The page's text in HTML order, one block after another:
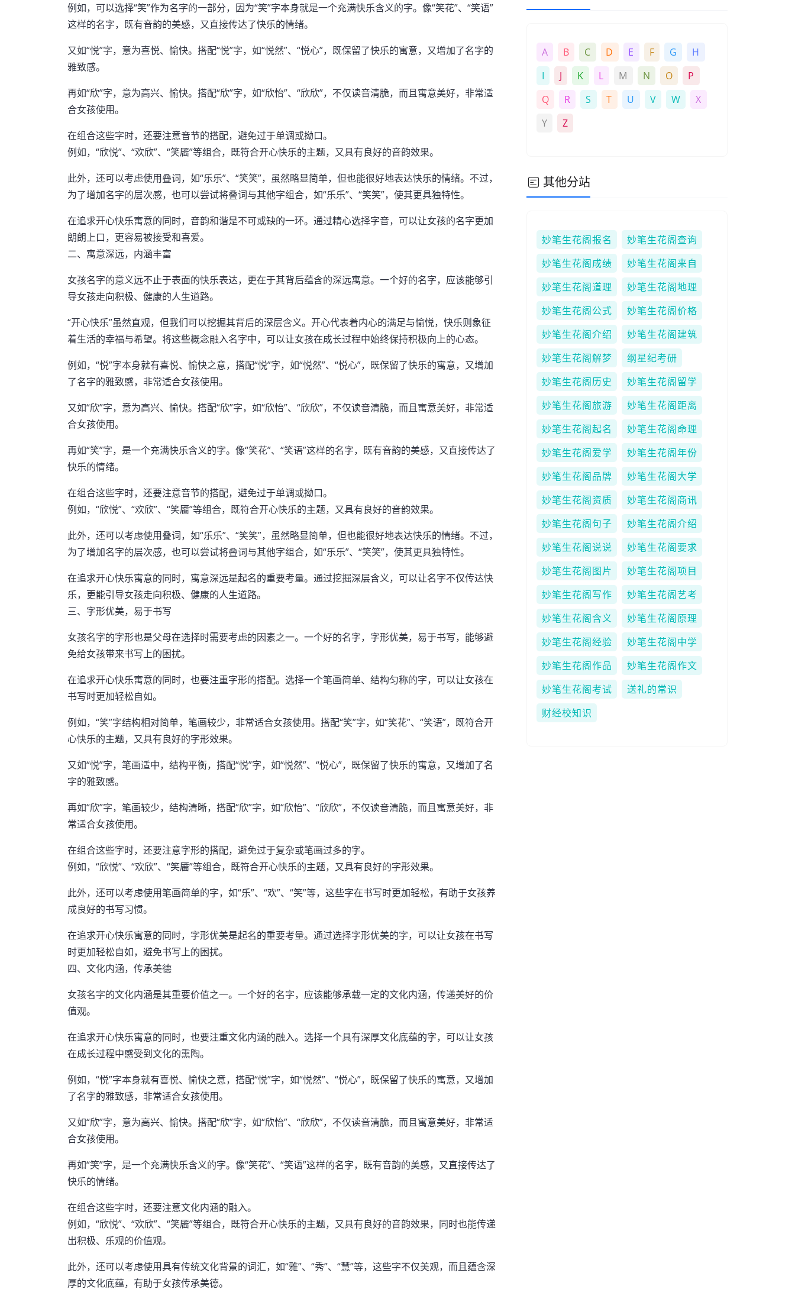
例如，可以选择“笑”作为名字的一部分，因为“笑”字本身就是一个充满快乐含义的字。像“笑花”、“笑语”
这样的名字，既有音韵的美感，又直接传达了快乐的情绪。
又如“悦”字，意为喜悦、愉快。搭配“悦”字，如“悦然”、“悦心”，既保留了快乐的寓意，又增加了名字的
雅致感。
再如“欣”字，意为高兴、愉快。搭配“欣”字，如“欣怡”、“欣欣”，不仅读音清脆，而且寓意美好，非常适
合女孩使用。
在组合这些字时，还要注意音节的搭配，避免过于单调或拗口。
例如，“欣悦”、“欢欣”、“笑靥”等组合，既符合开心快乐的主题，又具有良好的音韵效果。
此外，还可以考虑使用叠词，如“乐乐”、“笑笑”，虽然略显简单，但也能很好地表达快乐的情绪。不过，
为了增加名字的层次感，也可以尝试将叠词与其他字组合，如“乐乐”、“笑笑”，使其更具独特性。
在追求开心快乐寓意的同时，音韵和谐是不可或缺的一环。通过精心选择字音，可以让女孩的名字更加
朗朗上口，更容易被接受和喜爱。
二、寓意深远，内涵丰富
女孩名字的意义远不止于表面的快乐表达，更在于其背后蕴含的深远寓意。一个好的名字，应该能够引
导女孩走向积极、健康的人生道路。
“开心快乐”虽然直观，但我们可以挖掘其背后的深层含义。开心代表着内心的满足与愉悦，快乐则象征
着生活的幸福与希望。将这些概念融入名字中，可以让女孩在成长过程中始终保持积极向上的心态。
例如，“悦”字本身就有喜悦、愉快之意，搭配“悦”字，如“悦然”、“悦心”，既保留了快乐的寓意，又增加
了名字的雅致感，非常适合女孩使用。
又如“欣”字，意为高兴、愉快。搭配“欣”字，如“欣怡”、“欣欣”，不仅读音清脆，而且寓意美好，非常适
合女孩使用。
再如“笑”字，是一个充满快乐含义的字。像“笑花”、“笑语”这样的名字，既有音韵的美感，又直接传达了
快乐的情绪。
在组合这些字时，还要注意音节的搭配，避免过于单调或拗口。
例如，“欣悦”、“欢欣”、“笑靥”等组合，既符合开心快乐的主题，又具有良好的音韵效果。
此外，还可以考虑使用叠词，如“乐乐”、“笑笑”，虽然略显简单，但也能很好地表达快乐的情绪。不过，
为了增加名字的层次感，也可以尝试将叠词与其他字组合，如“乐乐”、“笑笑”，使其更具独特性。
在追求开心快乐寓意的同时，寓意深远是起名的重要考量。通过挖掘深层含义，可以让名字不仅传达快
乐，更能引导女孩走向积极、健康的人生道路。
三、字形优美，易于书写
女孩名字的字形也是父母在选择时需要考虑的因素之一。一个好的名字，字形优美，易于书写，能够避
免给女孩带来书写上的困扰。
在追求开心快乐寓意的同时，也要注重字形的搭配。选择一个笔画简单、结构匀称的字，可以让女孩在
书写时更加轻松自如。
例如，“笑”字结构相对简单，笔画较少，非常适合女孩使用。搭配“笑”字，如“笑花”、“笑语”，既符合开
心快乐的主题，又具有良好的字形效果。
又如“悦”字，笔画适中，结构平衡，搭配“悦”字，如“悦然”、“悦心”，既保留了快乐的寓意，又增加了名
字的雅致感。
再如“欣”字，笔画较少，结构清晰，搭配“欣”字，如“欣怡”、“欣欣”，不仅读音清脆，而且寓意美好，非
常适合女孩使用。
在组合这些字时，还要注意字形的搭配，避免过于复杂或笔画过多的字。
例如，“欣悦”、“欢欣”、“笑靥”等组合，既符合开心快乐的主题，又具有良好的字形效果。
此外，还可以考虑使用笔画简单的字，如“乐”、“欢”、“笑”等，这些字在书写时更加轻松，有助于女孩养
成良好的书写习惯。
在追求开心快乐寓意的同时，字形优美是起名的重要考量。通过选择字形优美的字，可以让女孩在书写
时更加轻松自如，避免书写上的困扰。
四、文化内涵，传承美德
女孩名字的文化内涵是其重要价值之一。一个好的名字，应该能够承载一定的文化内涵，传递美好的价
值观。
在追求开心快乐寓意的同时，也要注重文化内涵的融入。选择一个具有深厚文化底蕴的字，可以让女孩
在成长过程中感受到文化的熏陶。
例如，“悦”字本身就有喜悦、愉快之意，搭配“悦”字，如“悦然”、“悦心”，既保留了快乐的寓意，又增加
了名字的雅致感，非常适合女孩使用。
又如“欣”字，意为高兴、愉快。搭配“欣”字，如“欣怡”、“欣欣”，不仅读音清脆，而且寓意美好，非常适
合女孩使用。
再如“笑”字，是一个充满快乐含义的字。像“笑花”、“笑语”这样的名字，既有音韵的美感，又直接传达了
快乐的情绪。
在组合这些字时，还要注意文化内涵的融入。
例如，“欣悦”、“欢欣”、“笑靥”等组合，既符合开心快乐的主题，又具有良好的音韵效果，同时也能传递
出积极、乐观的价值观。
此外，还可以考虑使用具有传统文化背景的词汇，如“雅”、“秀”、“慧”等，这些字不仅美观，而且蕴含深
厚的文化底蕴，有助于女孩传承美德。
A B C D E F G
H
I
J K L M N O
P
Q
R S T U V W
X
Y
Z
其他分站
妙笔生花阁报名
妙笔生花阁查询
妙笔生花阁成绩
妙笔生花阁来自
妙笔生花阁道理
妙笔生花阁地理
妙笔生花阁公式
妙笔生花阁价格
妙笔生花阁介绍
妙笔生花阁建筑
妙笔生花阁解梦
纲星纪考研
妙笔生花阁历史
妙笔生花阁留学
妙笔生花阁旅游
妙笔生花阁距离
妙笔生花阁起名
妙笔生花阁命理
妙笔生花阁爱学
妙笔生花阁年份
妙笔生花阁品牌
妙笔生花阁大学
妙笔生花阁资质
妙笔生花阁商讯
妙笔生花阁句子
妙笔生花阁介绍
妙笔生花阁说说
妙笔生花阁要求
妙笔生花阁图片
妙笔生花阁项目
妙笔生花阁写作
妙笔生花阁艺考
妙笔生花阁含义
妙笔生花阁原理
妙笔生花阁经验
妙笔生花阁中学
妙笔生花阁作品
妙笔生花阁作文
妙笔生花阁考试
送礼的常识
财经校知识